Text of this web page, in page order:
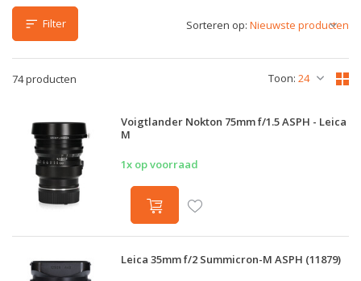
Filter
74 producten Toon:
Sorteren op:
Voigtlander Nokton 75mm f/1.5 ASPH - Leica
M
1x op voorraad
Leica 35mm f/2 Summicron-M ASPH (11879)